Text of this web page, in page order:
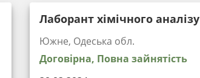
Лаборант хімічного аналізу
Южне, Одеська обл.
Договірна, Повна зайнятість